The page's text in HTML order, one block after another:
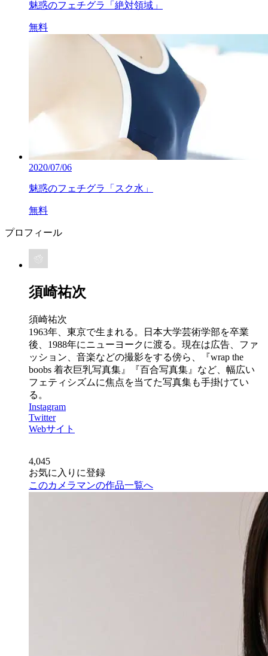
魅惑のフェチグラ「絶対領域」
無料
2020/07/06
魅惑のフェチグラ「スク水」
無料
プロフィール
須崎祐次
須崎祐次
1963年、東京で生まれる。日本大学芸術学部を卒業
後、1988年にニューヨークに渡る。現在は広告、ファ
ッション、音楽などの撮影をする傍ら、『wrap the
boobs 着衣巨乳写真集』『百合写真集』など、幅広い
フェティシズムに焦点を当てた写真集も手掛けてい
る。
Instagram
Twitter
Webサイト
4,045
お気に入りに登録
このカメラマンの作品一覧へ